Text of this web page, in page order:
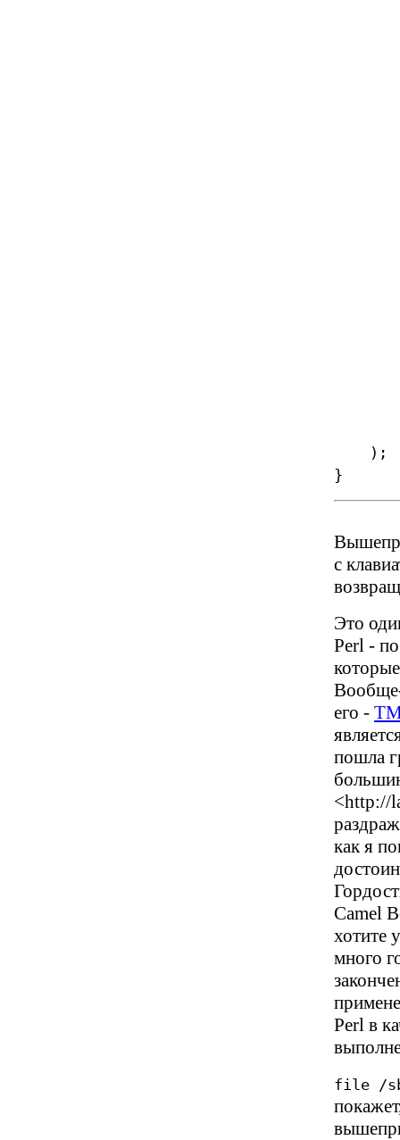
);
}
с
Это
Perl -
его -
пошла
<http://
как я
Camel
хотите
много
Perl в
file /